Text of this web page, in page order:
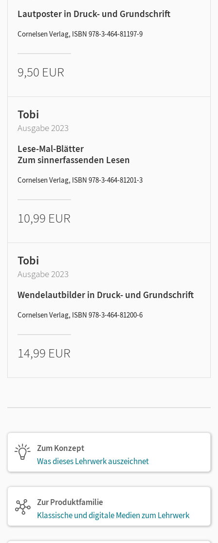
Lautposter in Druck- und Grundschrift
Cornelsen Verlag, ISBN 978-3-464-81197-9
9,50 EUR
Tobi
Ausgabe 2023
Lese-Mal-Blätter
Zum sinnerfassenden Lesen
Cornelsen Verlag, ISBN 978-3-464-81201-3
10,99 EUR
Tobi
Ausgabe 2023
Wendelautbilder in Druck- und Grundschrift
Cornelsen Verlag, ISBN 978-3-464-81200-6
14,99 EUR
Zum Konzept
Was dieses Lehrwerk auszeichnet
Zur Produktfamilie
Klassische und digitale Medien zum Lehrwerk